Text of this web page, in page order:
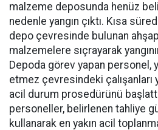
malzeme deposunda henüz
nedenle yangın çıktı. Kısa
depo çevresinde bulunan
malzemelere sıçrayarak
Depoda görev yapan personel,
etmez çevresindeki
acil durum prosedürünü
personeller, belirlenen tahliye
kullanarak en yakın acil